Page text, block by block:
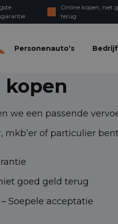
Online kopen, niet
terug
Personenauto’s
kopen
we een passende
mkb’er of particulier
goed geld terug
Soepele acceptatie